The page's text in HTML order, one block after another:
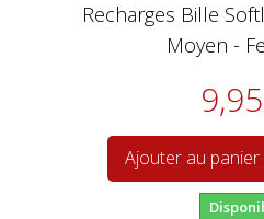
Recharges Bille
Moyen -
Ajouter au panier